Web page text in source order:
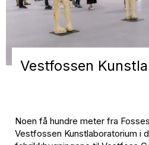
Vestfossen
Noen få hundre meter fra
Vestfossen Kunstlaboratorium i